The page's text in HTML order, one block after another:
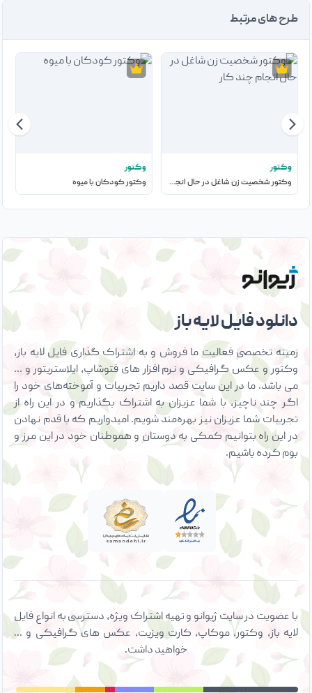
طرح های مرتبط
وکتور
وکتور شخصیت زن شاغل در حال انجام چند کار
وکتور
وکتور کودکان با میوه
دانلود فایل لایه باز
زمینه تخصصی فعالیت ما فروش و به اشتراک گذاری فایل لایه باز،
وکتور و عکس گرافیکی و نرم افزار های فتوشاپ، ایلاستریتور و …
می باشد. ما در این سایت قصد داریم تجربیات و آموخته‌های خود را
اگر چند ناچیز، با شما عزیزان به اشتراک بگذاریم و در این راه از
تجربیات شما عزیزان نیز بهره‌مند شویم. امیدواریم که با قدم نهادن
در این راه بتوانیم کمکی به دوستان و هموطنان خود در این مرز و
بوم کرده باشیم.
با عضویت در سایت ژیوانو و تهیه اشتراک ویژه، دسترسی به انواع فایل
لایه باز، وکتور، موکاپ، کارت ویزیت، عکس های گرافیکی و ...
خواهید داشت.